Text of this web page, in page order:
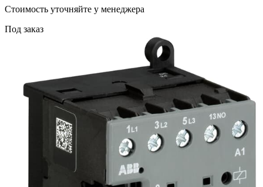
Cтоимость уточняйте у менеджера
Под заказ